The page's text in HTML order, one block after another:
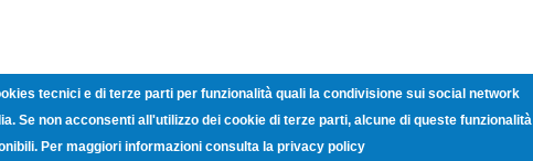
tecnici e di terze parti per funzionalità quali la condivisione sui social network
Se non acconsenti all'utilizzo dei cookie di terze parti, alcune di queste funzionalità
Per maggiori informazioni consulta la privacy policy